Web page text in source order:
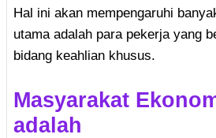
Hal ini akan mempengaruhi
utama adalah para pekerja yang
bidang keahlian khusus.
Masyarakat
adalah